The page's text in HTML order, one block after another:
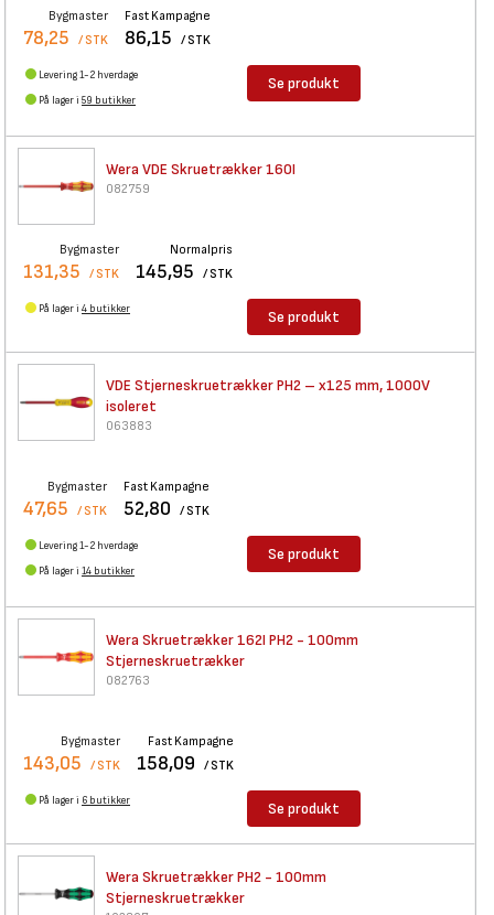
Bygmaster
78,25 / STK
Fast Kampagne
86,15 / STK
Levering 1-2 hverdage
På lager i 59 butikker
Se produkt
Wera VDE Skruetrækker 160I
082759
Bygmaster
131,35 / STK
Normalpris
145,95 / STK
På lager i 4 butikker Se produkt
VDE Stjerneskruetrækker PH2 – x125 mm, 1000V
isoleret
063883
Bygmaster
47,65 / STK
Fast Kampagne
52,80 / STK
Levering 1-2 hverdage
På lager i 14 butikker
Se produkt
Wera Skruetrækker 162I PH2 - 100mm
Stjerneskruetrækker
082763
Bygmaster
143,05 / STK
Fast Kampagne
158,09 / STK
På lager i 6 butikker Se produkt
Wera Skruetrækker PH2 - 100mm
Stjerneskruetrækker